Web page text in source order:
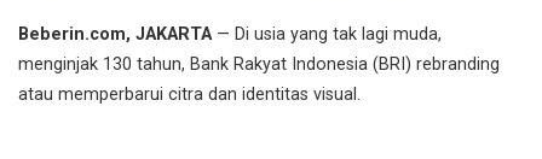
Beberin.com, JAKARTA— Di usia yang tak lagi muda,
menginjak 130 tahun, Bank Rakyat Indonesia (BRI) rebranding
atau memperbarui citra dan identitas visual.